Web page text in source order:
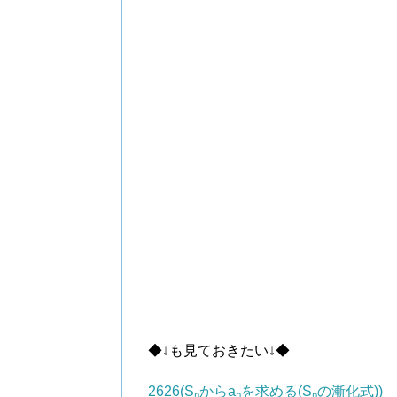
◆↓も見ておきたい↓◆
2626(Sₙからaₙを求める(Sₙの漸化式))